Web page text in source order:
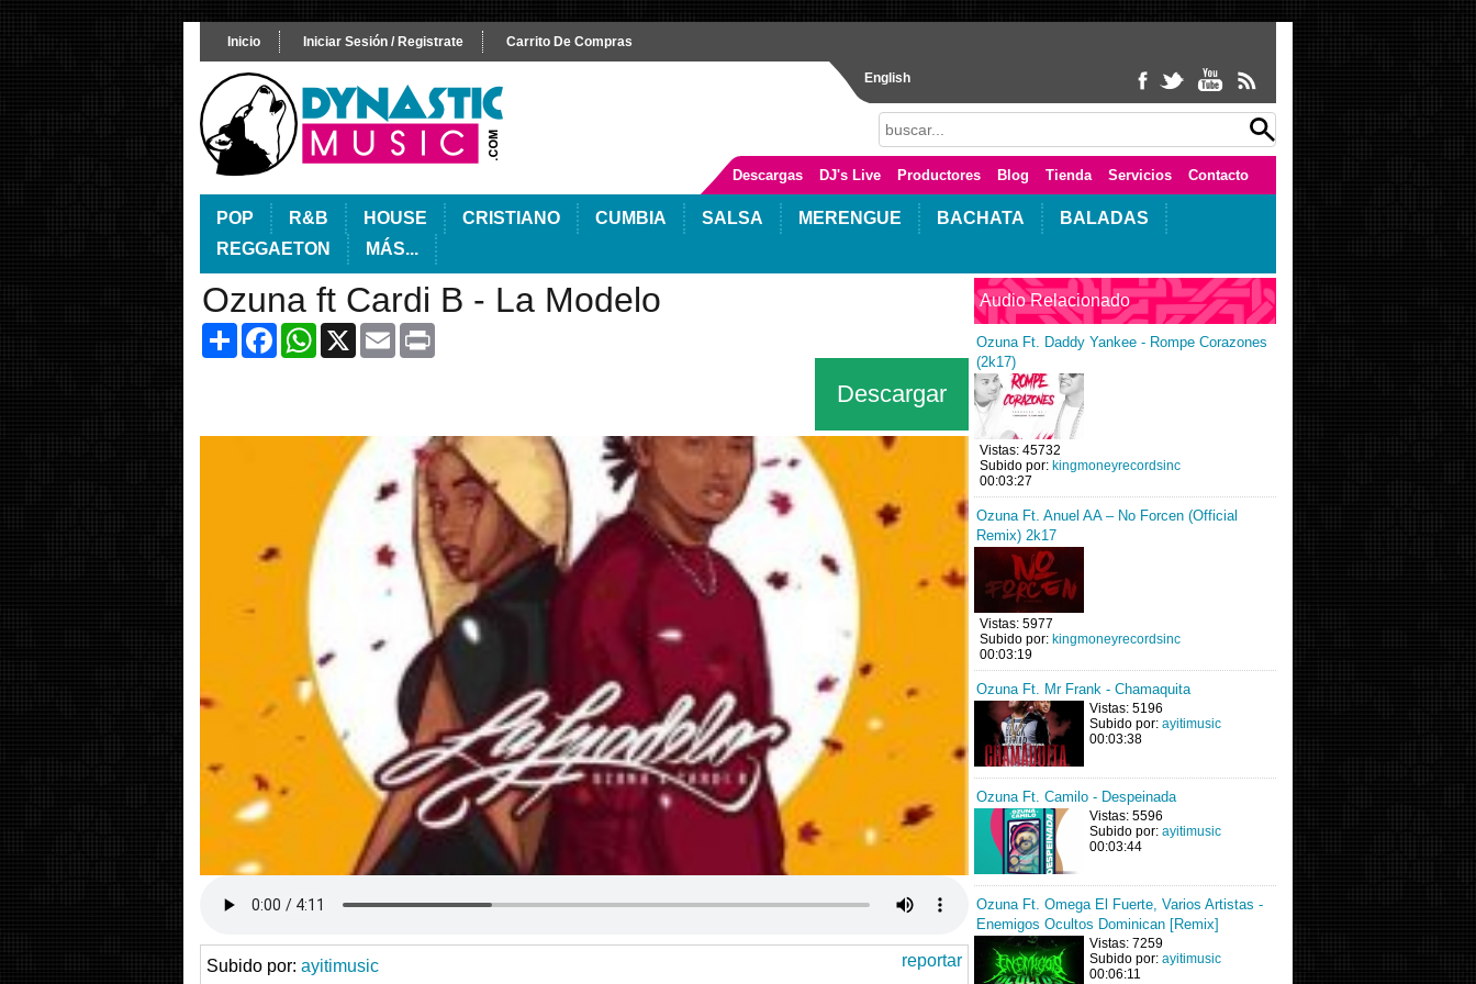
Inicio Iniciar Sesión / Registrate Carrito De Compras
English
Descargas DJ's Live Productores Blog Tienda Servicios Contacto
POP R&B HOUSE CRISTIANO CUMBIA SALSA MERENGUE BACHATA
BALADAS
REGGAETON
MÁS...
Ozuna ft Cardi B - La Modelo
ShareFacebookWhatsApp
X Email
Descargar
Subido por: ayitimusic
reportar
Audio Relacionado
Ozuna Ft. Daddy Yankee - Rompe Corazones
(2k17)
Vistas: 45732
Subido por: kingmoneyrecordsinc
00:03:27
Ozuna Ft. Anuel AA – No Forcen (Official
Remix) 2k17
Vistas: 5977
Subido por: kingmoneyrecordsinc
00:03:19
Ozuna Ft. Mr Frank - Chamaquita
Vistas: 5196
Subido por: ayitimusic
00:03:38
Ozuna Ft. Camilo - Despeinada
Vistas: 5596
Subido por: ayitimusic
00:03:44
Ozuna Ft. Omega El Fuerte, Varios Artistas -
Enemigos Ocultos Dominican [Remix]
Vistas: 7259
Subido por: ayitimusic
00:06:11